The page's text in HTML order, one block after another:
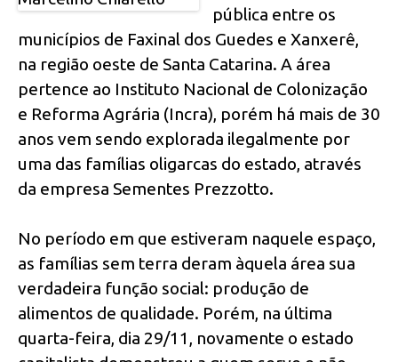
pública entre os
municípios de Faxinal dos Guedes e Xanxerê,
na região oeste de Santa Catarina. A área
pertence ao Instituto Nacional de Colonização
e Reforma Agrária (Incra), porém há mais de 30
anos vem sendo explorada ilegalmente por
uma das famílias oligarcas do estado, através
da empresa Sementes Prezzotto.
No período em que estiveram naquele espaço,
as famílias sem terra deram àquela área sua
verdadeira função social: produção de
alimentos de qualidade. Porém, na última
quarta-feira, dia 29/11, novamente o estado